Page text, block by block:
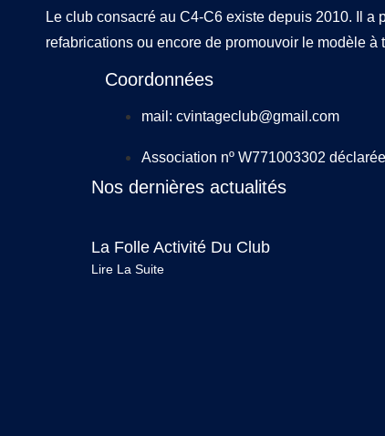
Le club consacré au C4-C6 existe depuis 2010. Il a
refabrications ou encore de promouvoir le modèle à
Coordonnées
mail: cvintageclub@gmail.com
Association nº W771003302
Nos dernières actualités
La Folle Activité Du Club
Lire La Suite